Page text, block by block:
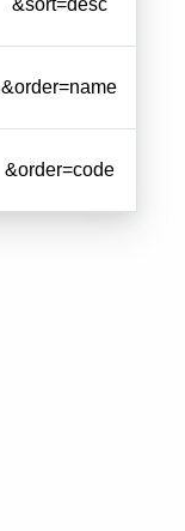
&sort=desc
&order=name
&order=code